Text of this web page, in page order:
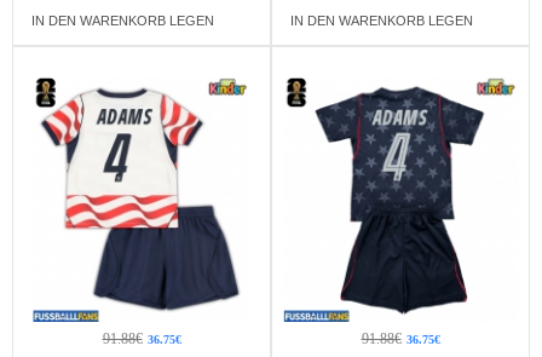
IN DEN WARENKORB LEGEN IN DEN WARENKORB LEGEN
91.88€ 36.75€ 91.88€ 36.75€